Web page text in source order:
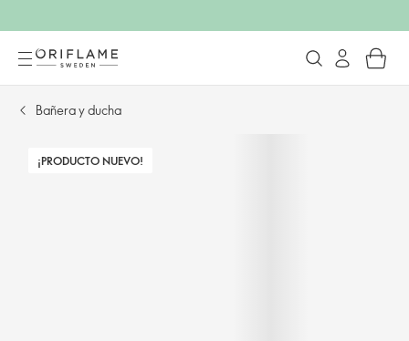
Bañera y ducha
¡PRODUCTO NUEVO!